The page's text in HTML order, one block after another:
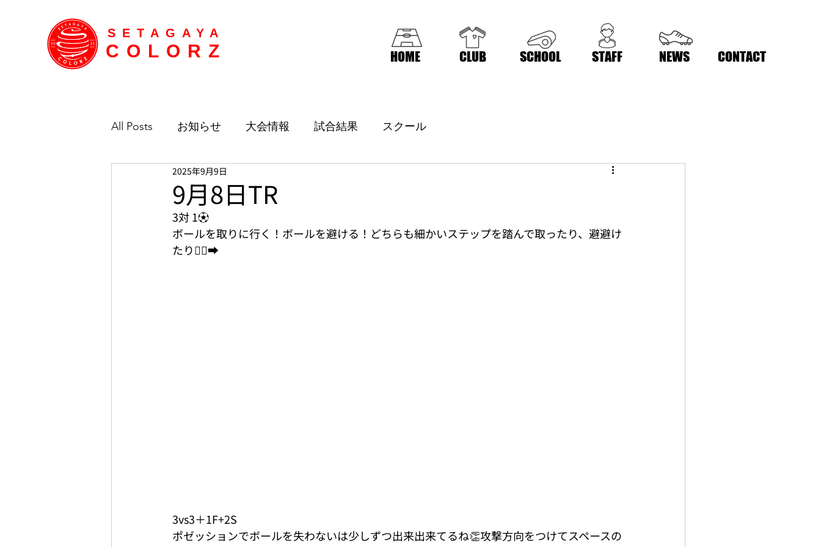
SETAGAYA
COLORZ HOME CLUB SCHOOL STAFF NEWS CONTACT
All Posts お知らせ 大会情報 試合結果 スクール
9月8日TR
2025年9月9日
3対 1⚽️
ボールを取りに行く！ボールを避ける！どちらも細かいステップを踏んで取ったり、避避け
たり🏃‍♀️‍➡️
3vs3＋1F+2S
ポゼッションでボールを失わないは少しずつ出来出来てるね👏攻撃方向をつけてスペースの